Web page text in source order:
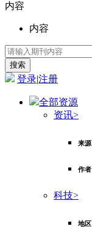
内容
内容
登录|注册
全部资源
资讯>
来源
作者
科技>
地区